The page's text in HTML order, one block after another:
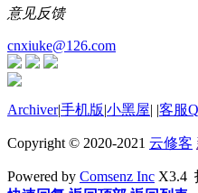
意见反馈
cnxiuke@126.com
Archiver|手机版|小黑屋| |客服
Copyright © 2020-2021 云修客
Powered by Comsenz Inc X3.4